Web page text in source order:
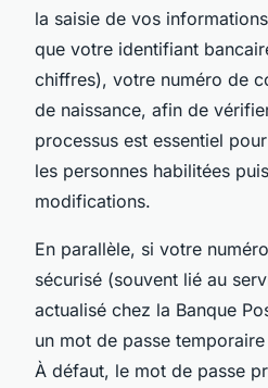
la saisie de vos
que votre identifiant
chiffres), votre numéro de
de naissance, afin de
processus est essentiel
les personnes habilitées
modifications.
En parallèle, si votre
sécurisé (souvent lié au
actualisé chez la Banque
un mot de passe
À défaut, le mot de passe